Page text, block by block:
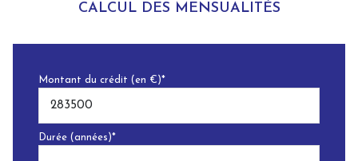
CALCUL DES MENSUALITÉS
Montant du crédit (en €)*
Durée (années)*